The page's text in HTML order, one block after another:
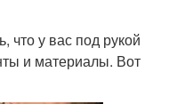
что у вас под рукой
и материалы. Вот